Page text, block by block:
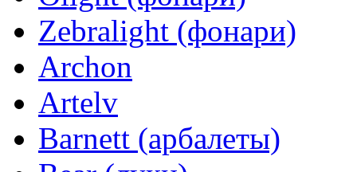
Zebralight (фонари)
Archon
Artelv
Barnett (арбалеты)